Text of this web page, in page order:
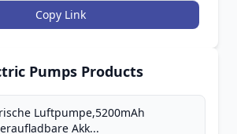
Copy Link
Pumps Products
Luftpumpe,5200mAh
Akk...